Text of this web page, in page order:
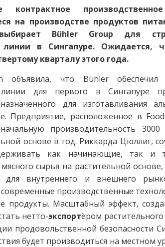
контрактное
на производстве продуктов
Bühler Group для
линии в Сингапуре. Ожидается,
кварталу этого года.
объявила, что Bühler обеспечил
линии для первого в Сингапуре
для изготавливания
Предприятие, расположенное в
производительность
основе в год. Риккарда Цюллиг,
как начинающие, так и
сырья на растительной
для внутреннего и внешнего
производственные
продукты. Масштабный эффект,
нетто-экспортёром
продовольственной безопасности
будет производиться на местном